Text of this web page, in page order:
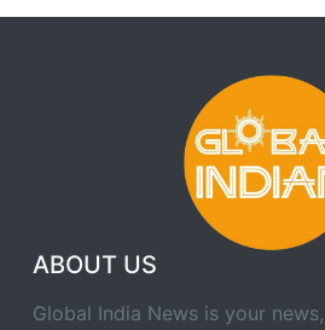
ABOUT US
Global India News is your